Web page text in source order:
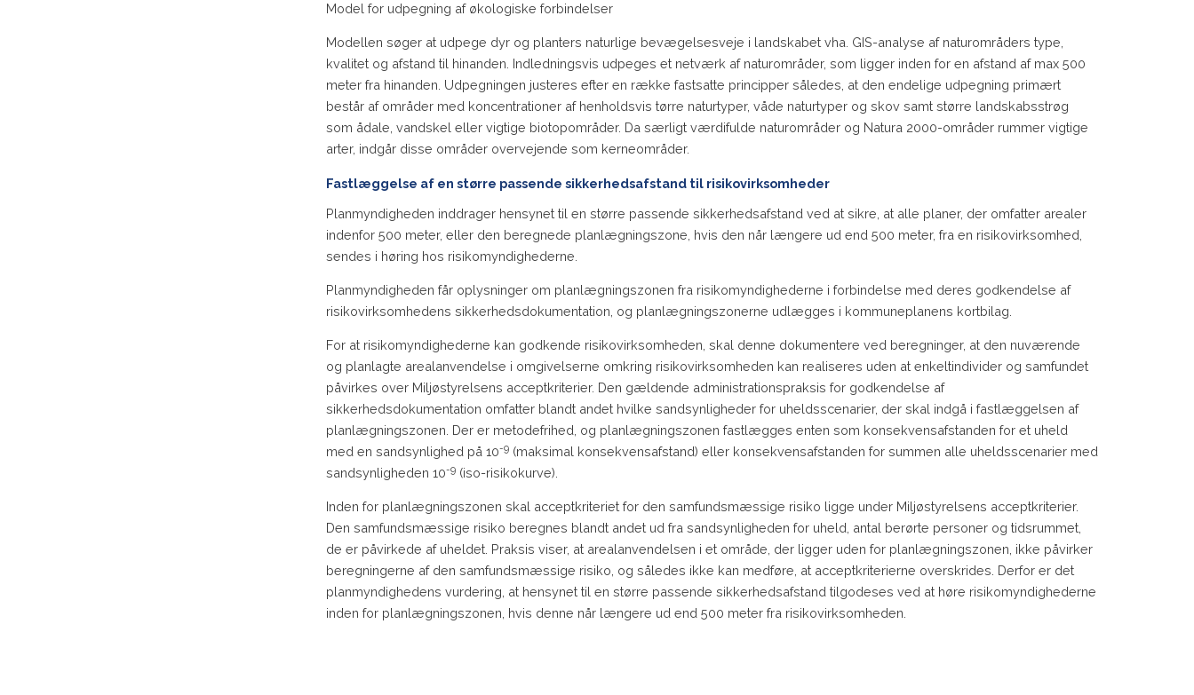
Model for udpegning af økologiske forbindelser
Modellen søger at udpege dyr og planters naturlige bevægelsesveje i landskabet vha. GIS-analyse af naturområders type,
kvalitet og afstand til hinanden. Indledningsvis udpeges et netværk af naturområder, som ligger inden for en afstand af max 500
meter fra hinanden. Udpegningen justeres efter en række fastsatte principper således, at den endelige udpegning primært
består af områder med koncentrationer af henholdsvis tørre naturtyper, våde naturtyper og skov samt større landskabsstrøg
som ådale, vandskel eller vigtige biotopområder. Da særligt værdifulde naturområder og Natura 2000-områder rummer vigtige
arter, indgår disse områder overvejende som kerneområder.
Fastlæggelse af en større passende sikkerhedsafstand til risikovirksomheder
Planmyndigheden inddrager hensynet til en større passende sikkerhedsafstand ved at sikre, at alle planer, der omfatter arealer
indenfor 500 meter, eller den beregnede planlægningszone, hvis den når længere ud end 500 meter, fra en risikovirksomhed,
sendes i høring hos risikomyndighederne.
Planmyndigheden får oplysninger om planlægningszonen fra risikomyndighederne i forbindelse med deres godkendelse af
risikovirksomhedens sikkerhedsdokumentation, og planlægningszonerne udlægges i kommuneplanens kortbilag.
For at risikomyndighederne kan godkende risikovirksomheden, skal denne dokumentere ved beregninger, at den nuværende
og planlagte arealanvendelse i omgivelserne omkring risikovirksomheden kan realiseres uden at enkeltindivider og samfundet
påvirkes over Miljøstyrelsens acceptkriterier. Den gældende administrationspraksis for godkendelse af
sikkerhedsdokumentation omfatter blandt andet hvilke sandsynligheder for uheldsscenarier, der skal indgå i fastlæggelsen af
planlægningszonen. Der er metodefrihed, og planlægningszonen fastlægges enten som konsekvensafstanden for et uheld
med en sandsynlighed på 10-9 (maksimal konsekvensafstand) eller konsekvensafstanden for summen alle uheldsscenarier med
sandsynligheden 10-9 (iso-risikokurve).
Inden for planlægningszonen skal acceptkriteriet for den samfundsmæssige risiko ligge under Miljøstyrelsens acceptkriterier.
Den samfundsmæssige risiko beregnes blandt andet ud fra sandsynligheden for uheld, antal berørte personer og tidsrummet,
de er påvirkede af uheldet. Praksis viser, at arealanvendelsen i et område, der ligger uden for planlægningszonen, ikke påvirker
beregningerne af den samfundsmæssige risiko, og således ikke kan medføre, at acceptkriterierne overskrides. Derfor er det
planmyndighedens vurdering, at hensynet til en større passende sikkerhedsafstand tilgodeses ved at høre risikomyndighederne
inden for planlægningszonen, hvis denne når længere ud end 500 meter fra risikovirksomheden.